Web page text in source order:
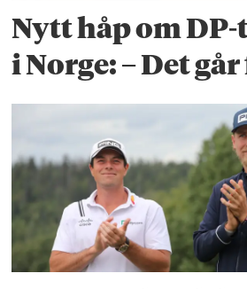
Nytt håp om
i Norge: – Det